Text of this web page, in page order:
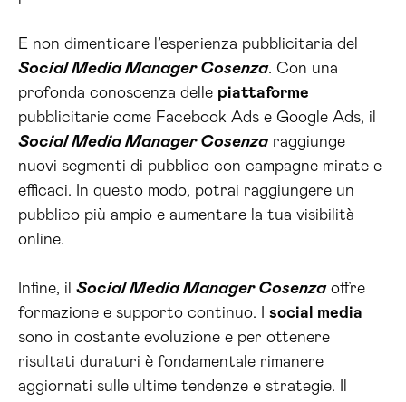
E non dimenticare l’esperienza pubblicitaria del
Social Media Manager Cosenza. Con una
profonda conoscenza delle piattaforme
pubblicitarie come Facebook Ads e Google Ads, il
Social Media Manager Cosenzaraggiunge
nuovi segmenti di pubblico con campagne mirate e
efficaci. In questo modo, potrai raggiungere un
pubblico più ampio e aumentare la tua visibilità
online.
Infine, il Social Media Manager Cosenzaoffre
formazione e supporto continuo. I social media
sono in costante evoluzione e per ottenere
risultati duraturi è fondamentale rimanere
aggiornati sulle ultime tendenze e strategie. Il